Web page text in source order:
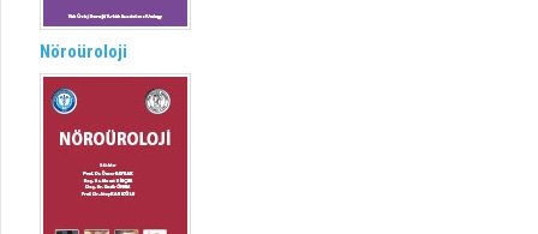
Nöroüroloji